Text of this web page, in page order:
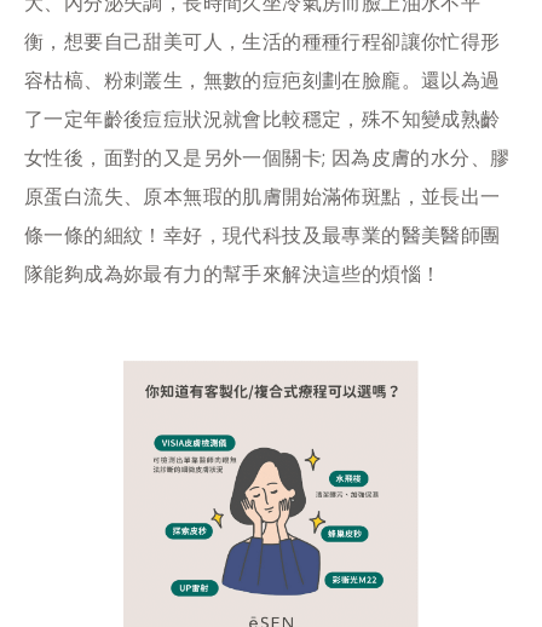
衡，想要自己甜美可人，生活的種種行程卻讓你忙得形
容枯槁、粉刺叢生，無數的痘疤刻劃在臉龐。還以為過
了一定年齡後痘痘狀況就會比較穩定，殊不知變成熟齡
女性後，面對的又是另外一個關卡; 因為皮膚的水分、膠
原蛋白流失、原本無瑕的肌膚開始滿佈斑點，並長出一
條一條的細紋！幸好，現代科技及最專業的醫美醫師團
隊能夠成為妳最有力的幫手來解決這些的煩惱！